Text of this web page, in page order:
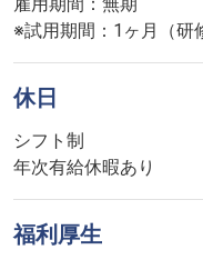
※試用期間：1ヶ月（研
休日
シフト制
年次有給休暇あり
福利厚生